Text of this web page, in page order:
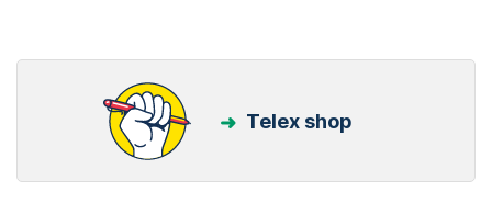
Telex shop